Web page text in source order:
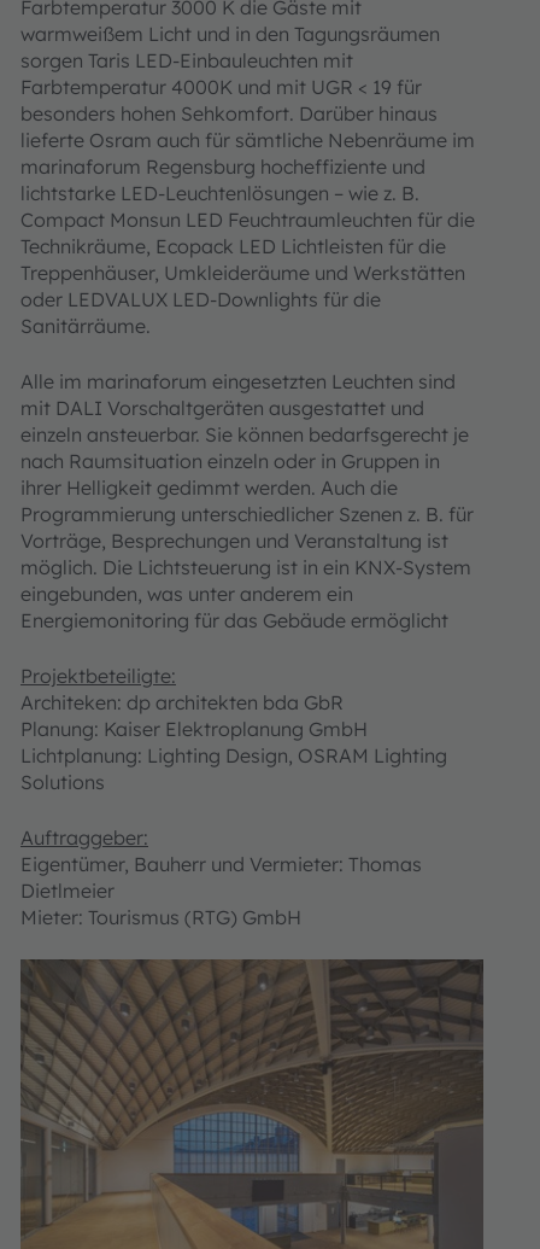
Farbtemperatur 3000 K die Gäste mit
warmweißem Licht und in den Tagungsräumen
sorgen Taris LED-Einbauleuchten mit
Farbtemperatur 4000K und mit UGR < 19 für
besonders hohen Sehkomfort. Darüber hinaus
lieferte Osram auch für sämtliche Nebenräume im
marinaforum Regensburg hocheffiziente und
lichtstarke LED-Leuchtenlösungen – wie z. B.
Compact Monsun LED Feuchtraumleuchten für die
Technikräume, Ecopack LED Lichtleisten für die
Treppenhäuser, Umkleideräume und Werkstätten
oder LEDVALUX LED-Downlights für die
Sanitärräume.
Alle im marinaforum eingesetzten Leuchten sind
mit DALI Vorschaltgeräten ausgestattet und
einzeln ansteuerbar. Sie können bedarfsgerecht je
nach Raumsituation einzeln oder in Gruppen in
ihrer Helligkeit gedimmt werden. Auch die
Programmierung unterschiedlicher Szenen z. B. für
Vorträge, Besprechungen und Veranstaltung ist
möglich. Die Lichtsteuerung ist in ein KNX-System
eingebunden, was unter anderem ein
Energiemonitoring für das Gebäude ermöglicht
Projektbeteiligte:
Architeken: dp architekten bda GbR
Planung: Kaiser Elektroplanung GmbH
Lichtplanung: Lighting Design, OSRAM Lighting
Solutions
Auftraggeber:
Eigentümer, Bauherr und Vermieter: Thomas
Dietlmeier
Mieter: Tourismus (RTG) GmbH